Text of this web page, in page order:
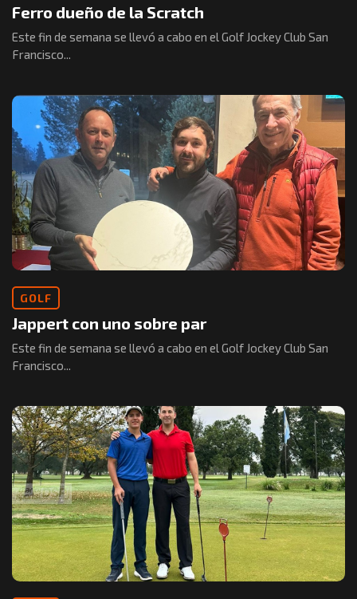
Ferro dueño de la Scratch
Este fin de semana se llevó a cabo en el Golf Jockey Club San
Francisco...
GOLF
Jappert con uno sobre par
Este fin de semana se llevó a cabo en el Golf Jockey Club San
Francisco...